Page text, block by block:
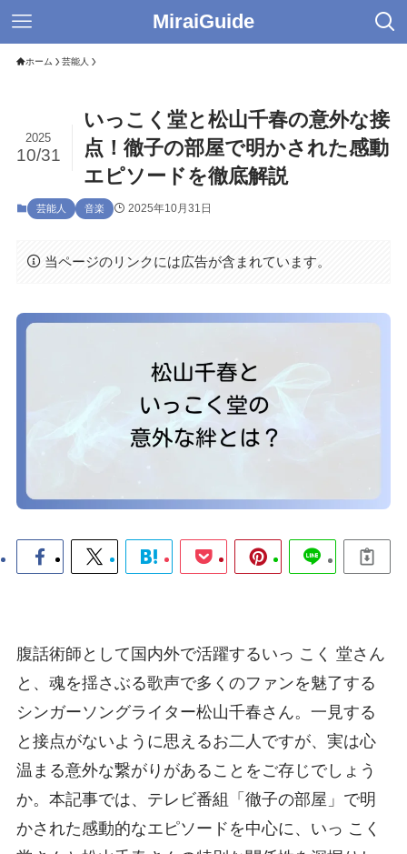
MiraiGuide
ホーム 芸能人
いっこく堂と松山千春の意外な接
点！徹子の部屋で明かされた感動
エピソードを徹底解説
2025
10/31
芸能人 音楽 2025年10月31日
当ページのリンクには広告が含まれています。
腹話術師として国内外で活躍するいっ こく 堂さん
と、魂を揺さぶる歌声で多くのファンを魅了する
シンガーソングライター松山千春さん。一見する
と接点がないように思えるお二人ですが、実は心
温まる意外な繋がりがあることをご存じでしょう
か。本記事では、テレビ番組「徹子の部屋」で明
かされた感動的なエピソードを中心に、いっ こく